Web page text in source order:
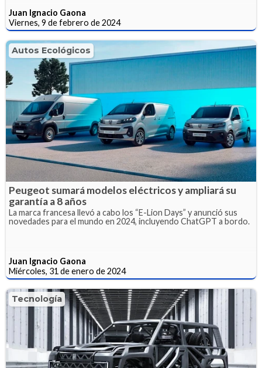
Juan Ignacio Gaona
Viernes, 9 de febrero de 2024
Autos Ecológicos
Peugeot sumará modelos eléctricos y ampliará su
garantía a 8 años
La marca francesa llevó a cabo los “E-Lion Days” y anunció sus
novedades para el mundo en 2024, incluyendo ChatGPT a bordo.
Juan Ignacio Gaona
Miércoles, 31 de enero de 2024
Tecnología